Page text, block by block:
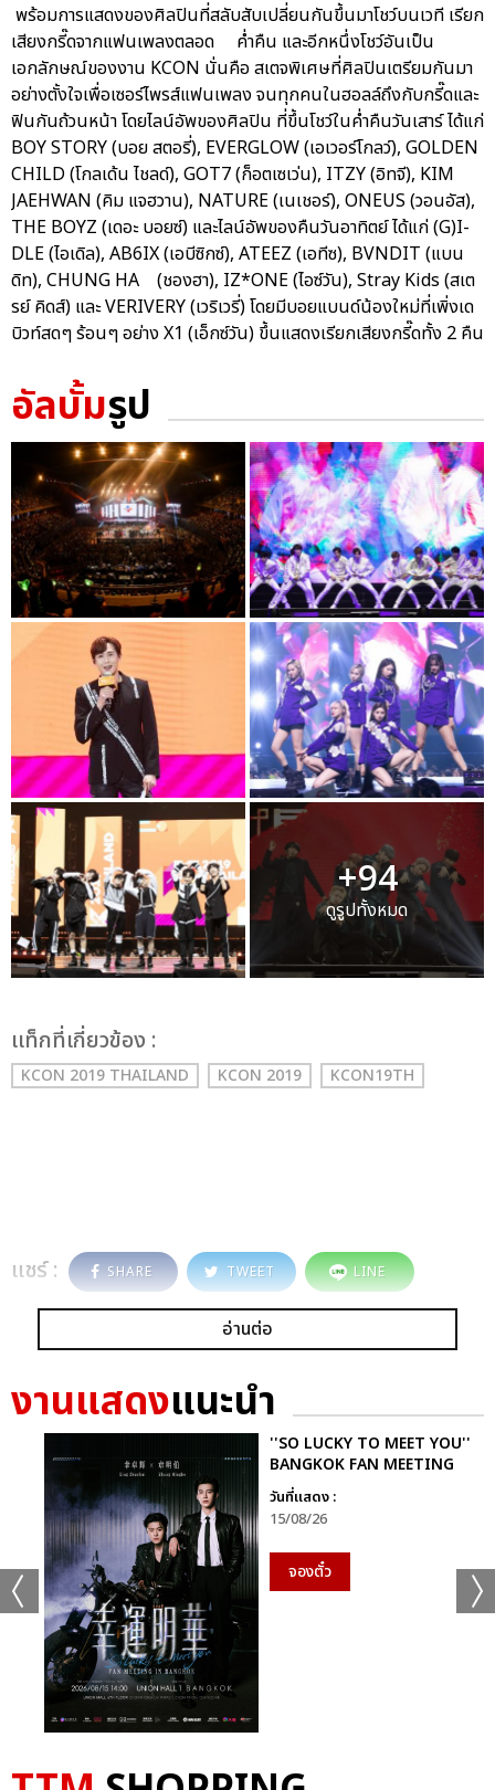
พร้อมการแสดงของศิลปินที่สลับสับเปลี่ยนกันขึ้นมาโชว์บนเวที เรียก
เสียงกรี๊ดจากแฟนเพลงตลอด ค่ำคืน และอีกหนึ่งโชว์อันเป็น
เอกลักษณ์ของงาน KCON นั่นคือ สเตจพิเศษที่ศิลปินเตรียมกันมา
อย่างตั้งใจเพื่อเซอร์ไพรส์แฟนเพลง จนทุกคนในฮอลล์ถึงกับกรี๊ดและ
ฟินกันถ้วนหน้า โดยไลน์อัพของศิลปิน ที่ขึ้นโชว์ในค่ำคืนวันเสาร์ ได้แก่
BOY STORY (บอย สตอรี่), EVERGLOW (เอเวอร์โกลว์), GOLDEN
CHILD (โกลเด้น ไชลด์), GOT7 (ก็อตเซเว่น), ITZY (อิทจี), KIM
JAEHWAN (คิม แจฮวาน), NATURE (เนเชอร์), ONEUS (วอนอัส),
THE BOYZ (เดอะ บอยซ์) และไลน์อัพของคืนวันอาทิตย์ ได้แก่ (G)I-
DLE (ไอเดิล), AB6IX (เอบีซิกซ์), ATEEZ (เอทีซ), BVNDIT (แบน
ดิท), CHUNG HA (ชองฮา), IZ*ONE (ไอซ์วัน), Stray Kids (สเต
รย์ คิดส์) และ VERIVERY (เวริเวรี่) โดยมีบอยแบนด์น้องใหม่ที่เพิ่งเด
บิวท์สดๆ ร้อนๆ อย่าง X1 (เอ็กซ์วัน) ขึ้นแสดงเรียกเสียงกรี๊ดทั้ง 2 คืน
อัลบั้มรูป
+94
ดูรูปทั้งหมด
เเท็กที่เกี่ยวข้อง :
KCON 2019 THAILAND KCON 2019 KCON19TH
แชร์ : SHARE TWEET LINE
อ่านต่อ
งานแสดงแนะนำ
''SO LUCKY TO MEET YOU''
BANGKOK FAN MEETING
วันที่แสดง :
15/08/26
จองตั๋ว